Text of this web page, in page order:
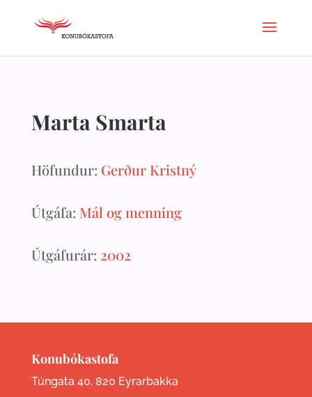
Marta Smarta
Höfundur: Gerður Kristný
Útgáfa: Mál og menning
Útgáfurár: 2002
Konubókastofa
Túngata 40, 820 Eyrarbakka